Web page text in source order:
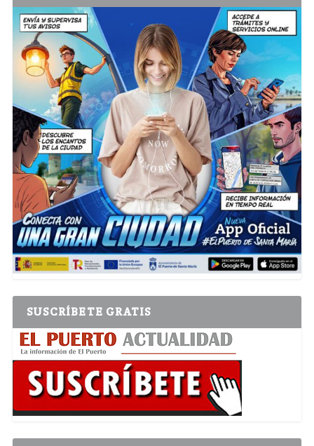
SUSCRÍBETE GRATIS